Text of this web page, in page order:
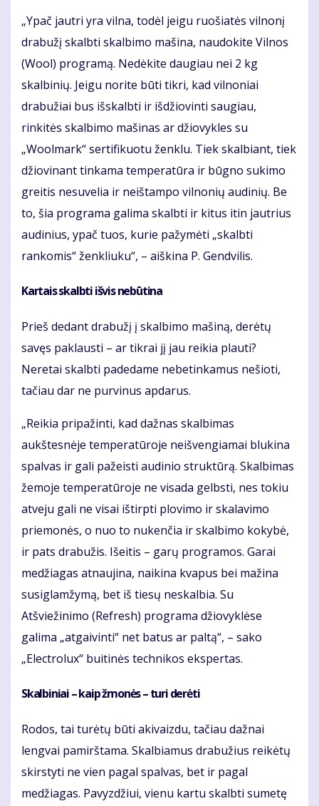
„Ypač jautri yra vilna, todėl jeigu ruošiatės vilnonį
drabužį skalbti skalbimo mašina, naudokite Vilnos
(Wool) programą. Nedėkite daugiau nei 2 kg
skalbinių. Jeigu norite būti tikri, kad vilnoniai
drabužiai bus išskalbti ir išdžiovinti saugiau,
rinkitės skalbimo mašinas ar džiovykles su
„Woolmark“ sertifikuotu ženklu. Tiek skalbiant, tiek
džiovinant tinkama temperatūra ir būgno sukimo
greitis nesuvelia ir neištampo vilnonių audinių. Be
to, šia programa galima skalbti ir kitus itin jautrius
audinius, ypač tuos, kurie pažymėti „skalbti
rankomis“ ženkliuku“, – aiškina P. Gendvilis.
Kartais skalbti išvis nebūtina
Prieš dedant drabužį į skalbimo mašiną, derėtų
savęs paklausti – ar tikrai jį jau reikia plauti?
Neretai skalbti padedame nebetinkamus nešioti,
tačiau dar ne purvinus apdarus.
„Reikia pripažinti, kad dažnas skalbimas
aukštesnėje temperatūroje neišvengiamai blukina
spalvas ir gali pažeisti audinio struktūrą. Skalbimas
žemoje temperatūroje ne visada gelbsti, nes tokiu
atveju gali ne visai ištirpti plovimo ir skalavimo
priemonės, o nuo to nukenčia ir skalbimo kokybė,
ir pats drabužis. Išeitis – garų programos. Garai
medžiagas atnaujina, naikina kvapus bei mažina
susiglamžymą, bet iš tiesų neskalbia. Su
Atšviežinimo (Refresh) programa džiovyklėse
galima „atgaivinti“ net batus ar paltą“, – sako
„Electrolux“ buitinės technikos ekspertas.
Skalbiniai – kaip žmonės – turi derėti
Rodos, tai turėtų būti akivaizdu, tačiau dažnai
lengvai pamirštama. Skalbiamus drabužius reikėtų
skirstyti ne vien pagal spalvas, bet ir pagal
medžiagas. Pavyzdžiui, vienu kartu skalbti sumetę